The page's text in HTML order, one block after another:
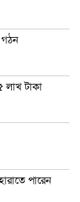
গঠন
লাখ টাকা
পারেন